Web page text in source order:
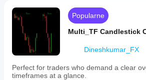
modifiable
VWAP
start
time,
standard
deviation
levels
(1.28σ,
2.01σ,
Popularne
Multi_TF Candlestick
Dineshkumar_FX
Perfect for traders who demand a clear
timeframes at a glance.